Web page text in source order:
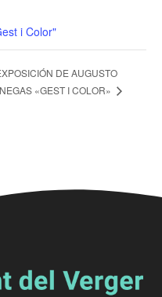
i Color"
DE AUGUSTO
«GEST I COLOR»